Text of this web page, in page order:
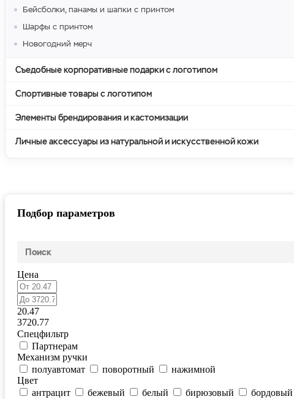
Бейсболки, панамы и шапки с принтом
Шарфы с принтом
Новогодний мерч
Съедобные корпоративные подарки с логотипом
Спортивные товары с логотипом
Элементы брендирования и кастомизации
Личные аксессуары из натуральной и искусственной кожи
Подбор параметров
Цена
20.47
3720.77
Спецфильтр
Партнерам
Механизм ручки
полуавтомат
поворотный
нажимной
Цвет
антрацит
бежевый белый бирюзовый бордовый